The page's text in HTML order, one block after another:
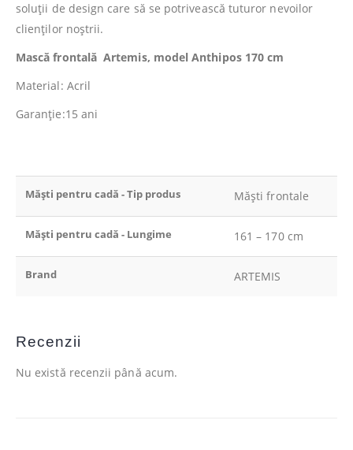
soluții de design care să se potrivească tuturor nevoilor
clienților noștrii.
Mască frontală Artemis, model Anthipos 170 cm
Material: Acril
Garanție:15 ani
Măști pentru cadă - Tip produs Măști frontale
Măști pentru cadă - Lungime 161 – 170 cm
Brand ARTEMIS
Recenzii
Nu există recenzii până acum.